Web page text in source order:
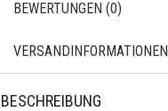
BEWERTUNGEN (0)
VERSANDINFORMATIONEN
BESCHREIBUNG